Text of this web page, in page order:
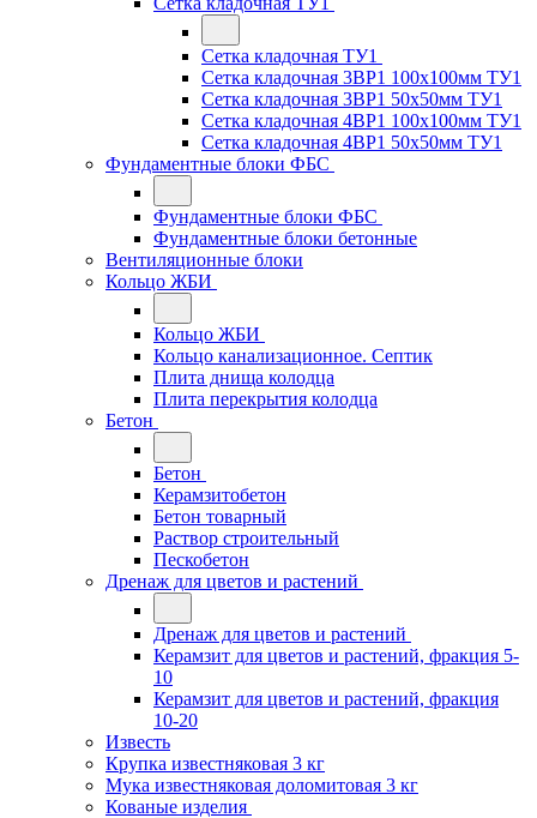
Сетка кладочная ТУ1
Сетка кладочная 3ВР1 100x100мм ТУ1
Сетка кладочная 3ВР1 50x50мм ТУ1
Сетка кладочная 4ВР1 100x100мм ТУ1
Сетка кладочная 4ВР1 50x50мм ТУ1
Фундаментные блоки ФБС
Фундаментные блоки ФБС
Фундаментные блоки бетонные
Вентиляционные блоки
Кольцо ЖБИ
Кольцо ЖБИ
Кольцо канализационное. Септик
Плита днища колодца
Плита перекрытия колодца
Бетон
Бетон
Керамзитобетон
Бетон товарный
Раствор строительный
Пескобетон
Дренаж для цветов и растений
Дренаж для цветов и растений
Керамзит для цветов и растений, фракция 5-
10
Керамзит для цветов и растений, фракция
10-20
Известь
Крупка известняковая 3 кг
Мука известняковая доломитовая 3 кг
Кованые изделия